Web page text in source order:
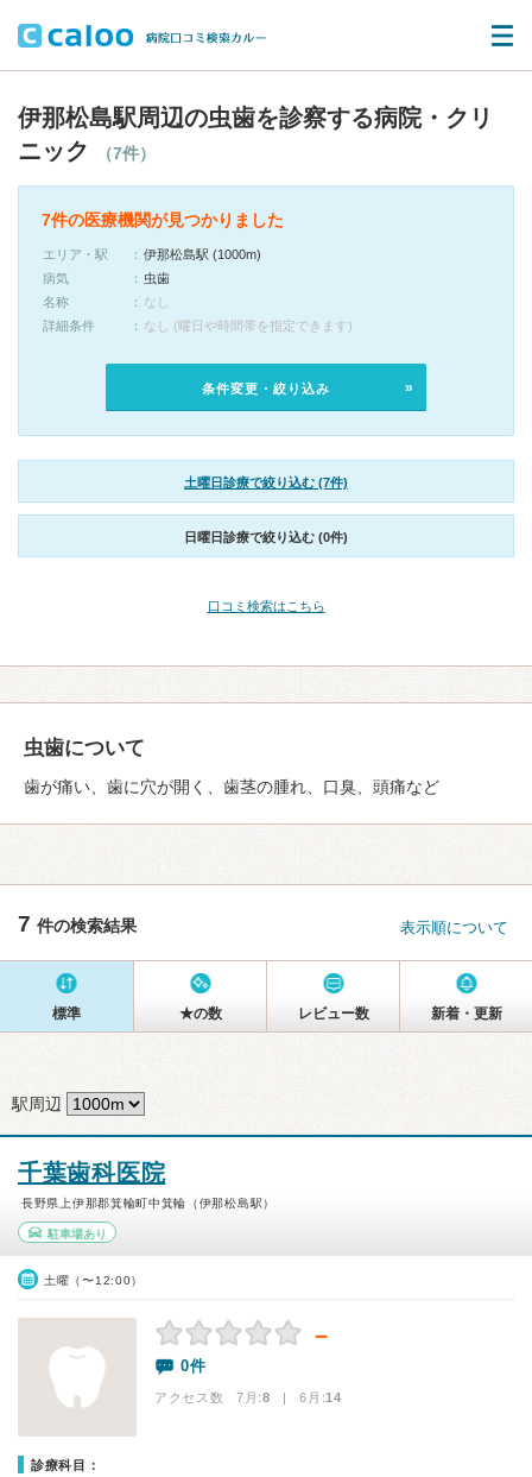
伊那松島駅周辺の虫歯を診察する病院・クリ
ニック
（7件）
7件の医療機関が見つかりました
エリア・駅
伊那松島駅 (1000m)
病気
虫歯
名称
なし
詳細条件
なし (曜日や時間帯を指定できます)
条件変更・絞り込み
土曜日診療で絞り込む (7件)
日曜日診療で絞り込む (0件)
口コミ検索はこちら
虫歯について
歯が痛い、歯に穴が開く、歯茎の腫れ、口臭、頭痛など
7 件の検索結果 表示順について
標準 ★の数 レビュー数 新着・更新
駅周辺
千葉歯科医院
長野県上伊那郡箕輪町中箕輪（伊那松島駅）
駐車場あり
土曜（〜12:00）
－
0件
アクセス数 7月:8 | 6月:14
診療科目：